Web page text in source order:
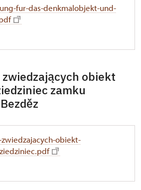
fur-das-denkmalobjekt-und-
obiekt
zamku
obiekt-